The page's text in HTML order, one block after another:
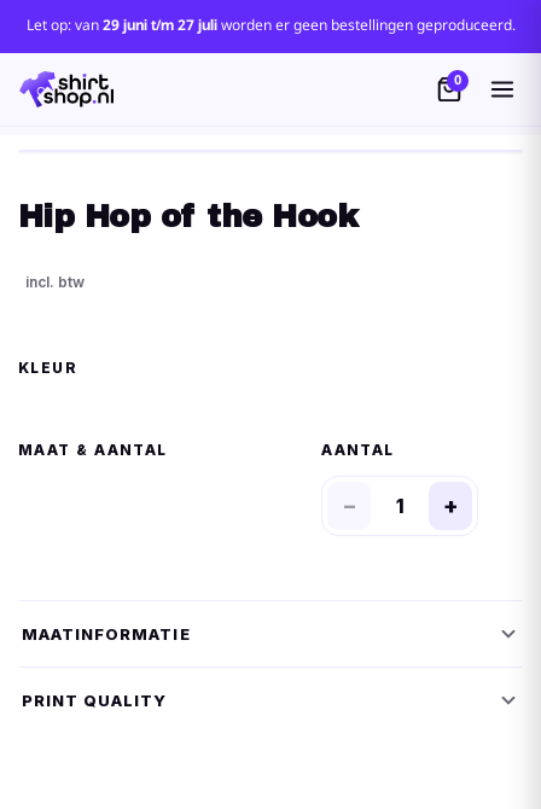
Let op: van29 juni t/m 27 juliworden er geen bestellingen geproduceerd.
0
Hip Hop of the Hook
MAAT
− +
MAATINFORMATIE
PRINT QUALITY